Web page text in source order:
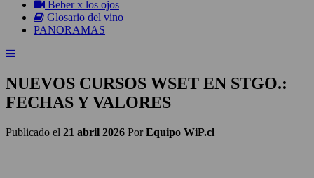
Beber x los ojos
Glosario del vino
PANORAMAS
NUEVOS CURSOS WSET EN STGO.:
FECHAS Y VALORES
Publicado el 21 abril 2026 PorEquipo WiP.cl